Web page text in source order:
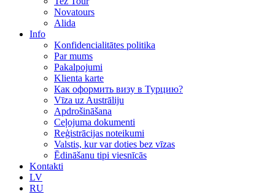
Novatours
Alida
Info
Konfidencialitātes politika
Par mums
Рakalpojumi
Klienta karte
Как оформить визу в Турцию?
Vīza uz Austrāliju
Apdrošināšana
Ceļojuma dokumenti
Reģistrācijas noteikumi
Valstis, kur var doties bez vīzas
Ēdināšanu tipi viesnīcās
Kontakti
LV
RU